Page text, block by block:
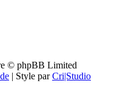
© phpBB Limited
| Style parCri|Studio